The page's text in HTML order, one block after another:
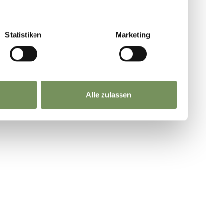
Statistiken Marketing
Alle zulassen